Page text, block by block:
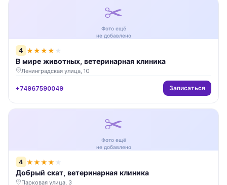
✂️
Фото ещё
не добавлено
4 ★★★★ ★
В мире животных, ветеринарная клиника
Ленинградская улица, 10
+74967590049 Записаться
✂️
Фото ещё
не добавлено
4 ★★★★ ★
Добрый скат, ветеринарная клиника
Парковая улица, 3